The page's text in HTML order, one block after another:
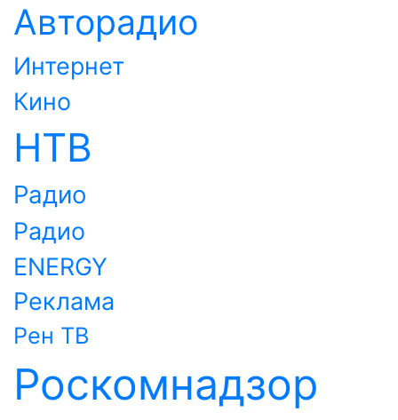
Авторадио
Интернет
Кино
НТВ
Радио
Радио
ENERGY
Реклама
Рен ТВ
Роскомнадзор